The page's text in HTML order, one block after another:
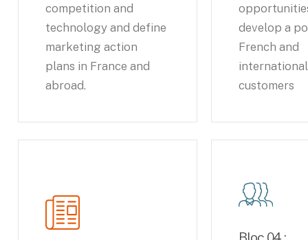
competition and
technology and define
marketing action
plans in France and
abroad.
develop a
French and
international
customers